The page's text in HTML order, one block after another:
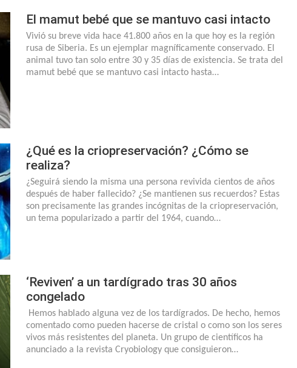
El mamut bebé que se mantuvo casi intacto
Vivió su breve vida hace 41.800 años en la que hoy es la región
rusa de Siberia. Es un ejemplar magníficamente conservado. El
animal tuvo tan solo entre 30 y 35 días de existencia. Se trata del
mamut bebé que se mantuvo casi intacto hasta…
¿Qué es la criopreservación? ¿Cómo se
realiza?
¿Seguirá siendo la misma una persona revivida cientos de años
después de haber fallecido? ¿Se mantienen sus recuerdos? Estas
son precisamente las grandes incógnitas de la criopreservación,
un tema popularizado a partir del 1964, cuando…
‘Reviven’ a un tardígrado tras 30 años
congelado
Hemos hablado alguna vez de los tardígrados. De hecho, hemos
comentado como pueden hacerse de cristal o como son los seres
vivos más resistentes del planeta. Un grupo de científicos ha
anunciado a la revista Cryobiology que consiguieron…